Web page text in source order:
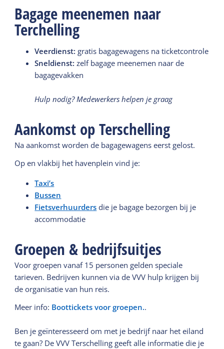
Bagage meenemen naar
Terchelling
Veerdienst: gratis bagagewagens na ticketcontrole
Sneldienst: zelf bagage meenemen naar de
bagagevakken
Hulp nodig? Medewerkers helpen je graag
Aankomst op Terschelling
Na aankomst worden de bagagewagens eerst gelost.
Op en vlakbij het havenplein vind je:
Taxi’s
Bussen
Fietsverhuurders die je bagage bezorgen bij je
accommodatie
Groepen & bedrijfsuitjes
Voor groepen vanaf 15 personen gelden speciale
tarieven. Bedrijven kunnen via de VVV hulp krijgen bij
de organisatie van hun reis.
Meer info: Boottickets voor groepen..
Ben je geïnteresseerd om met je bedrijf naar het eiland
te gaan? De VVV Terschelling geeft alle informatie die je